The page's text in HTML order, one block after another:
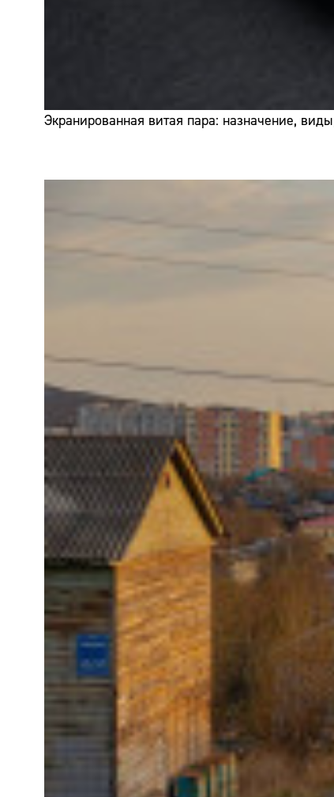
Экранированная витая пара: назначение,